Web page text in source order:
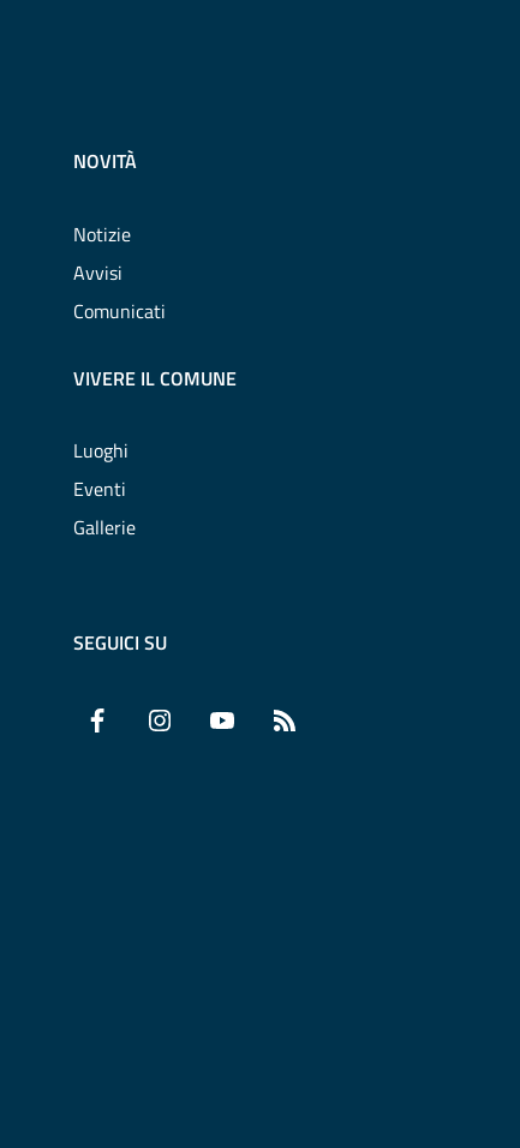
NOVITÀ
Notizie
Avvisi
Comunicati
VIVERE IL COMUNE
Luoghi
Eventi
Gallerie
SEGUICI SU
Facebook InstagramYouTube